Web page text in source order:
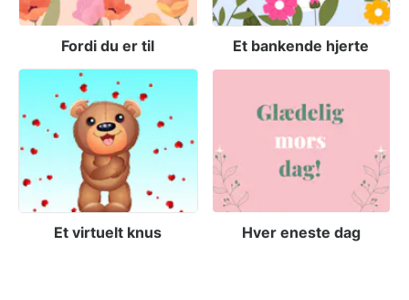
Fordi du er til Et bankende hjerte
Et virtuelt knus Hver eneste dag